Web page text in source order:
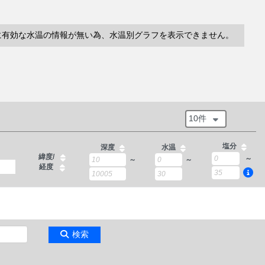
効な水温の情報が無い為、水温別グラフを表示できません。
10件
緯度/
経度
深度
～
水温
～
塩分
～
検索